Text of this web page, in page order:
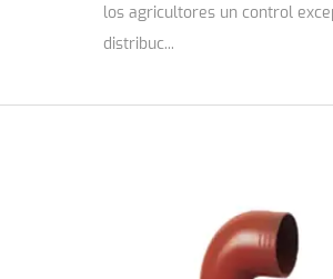
los agricultores un control
distribuc...